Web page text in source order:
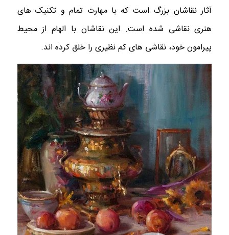
آثار نقاشان بزرگ است که با مهارت تمام و تکنیک های
هنری نقاشی شده است. این نقاشان با الهام از محیط
پیرامون خود، نقاشی های کم نظیری را خلق کرده اند.